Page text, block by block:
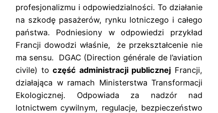
profesjonalizmu i odpowiedzialności. To działanie
na szkodę pasażerów, rynku lotniczego i całego
państwa. Podniesiony w odpowiedzi przykład
Francji dowodzi właśnie, że przekształcenie nie
ma sensu. DGAC (Direction générale de l’aviation
civile) toczęść administracji publicznej Francji,
działająca w ramach Ministerstwa Transformacji
Ekologicznej. Odpowiada za nadzór nad
lotnictwem cywilnym, regulacje, bezpieczeństwo